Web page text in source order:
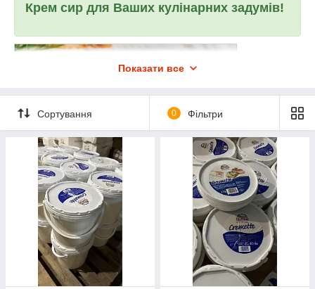
Крем сир для Ваших кулінарних задумів!
Крем сир для втілення Ваших
кулінарних ідей
для суші та ролів, для
супів, для салатів, для випічки та
чізкейків, для сендвічів!
Ніжний смак!
Показати все
Сортування 0 Фільтри